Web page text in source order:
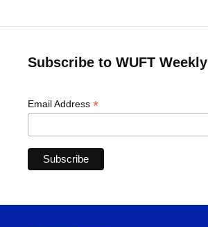
Subscribe to WUFT Weekly
Email Address *